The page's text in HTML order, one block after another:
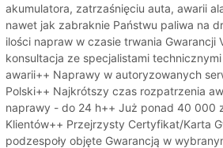
akumulatora, zatrzaśnięciu auta, awarii
nawet jak zabraknie Państwu paliwa na
ilości napraw w czasie trwania Gwarancji
konsultacja ze specjalistami
awarii++ Naprawy w autoryzowanych
Polski++ Najkrótszy czas rozpatrzenia
naprawy - do 24 h++ Już ponad 40 000
Klientów++ Przejrzysty Certyfikat/Karta
podzespoły objęte Gwarancją w